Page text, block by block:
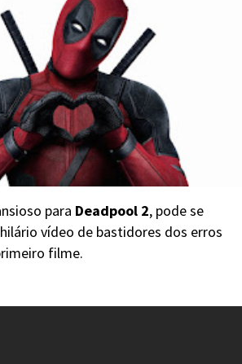
para Deadpool 2, pode se
vídeo de bastidores dos erros
filme.